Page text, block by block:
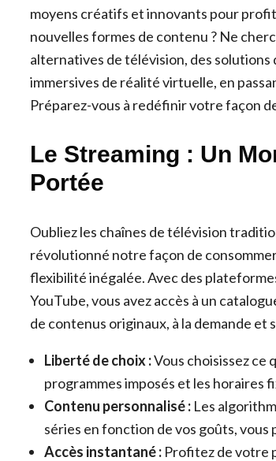
moyens créatifs et innovants pour
nouvelles formes de contenu ? Ne
alternatives de télévision, des
immersives de réalité virtuelle, en
Préparez-vous à redéfinir votre façon
Le Streaming : Un
Portée
Oubliez les chaînes de télévision
révolutionné notre façon de
flexibilité inégalée. Avec des
YouTube, vous avez accès à un
de contenus originaux, à la demande et
Liberté de choix :Vous choisissez ce
programmes imposés et les horaires
Contenu personnalisé : Les
séries en fonction de vos goûts,
Accès instantané : Profitez de votre